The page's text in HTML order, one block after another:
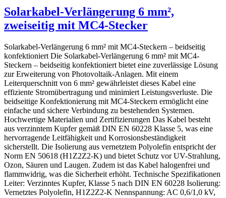
Solarkabel-Verlängerung 6 mm²,
zweiseitig mit MC4-Stecker
Solarkabel-Verlängerung 6 mm² mit MC4-Steckern – beidseitig
konfektioniert Die Solarkabel-Verlängerung 6 mm² mit MC4-
Steckern – beidseitig konfektioniert bietet eine zuverlässige Lösung
zur Erweiterung von Photovoltaik-Anlagen. Mit einem
Leiterquerschnitt von 6 mm² gewährleistet dieses Kabel eine
effiziente Stromübertragung und minimiert Leistungsverluste. Die
beidseitige Konfektionierung mit MC4-Steckern ermöglicht eine
einfache und sichere Verbindung zu bestehenden Systemen.
Hochwertige Materialien und Zertifizierungen Das Kabel besteht
aus verzinntem Kupfer gemäß DIN EN 60228 Klasse 5, was eine
hervorragende Leitfähigkeit und Korrosionsbeständigkeit
sicherstellt. Die Isolierung aus vernetztem Polyolefin entspricht der
Norm EN 50618 (H1Z2Z2-K) und bietet Schutz vor UV-Strahlung,
Ozon, Säuren und Laugen. Zudem ist das Kabel halogenfrei und
flammwidrig, was die Sicherheit erhöht. Technische Spezifikationen
Leiter: Verzinntes Kupfer, Klasse 5 nach DIN EN 60228 Isolierung:
Vernetztes Polyolefin, H1Z2Z2-K Nennspannung: AC 0,6/1,0 kV,